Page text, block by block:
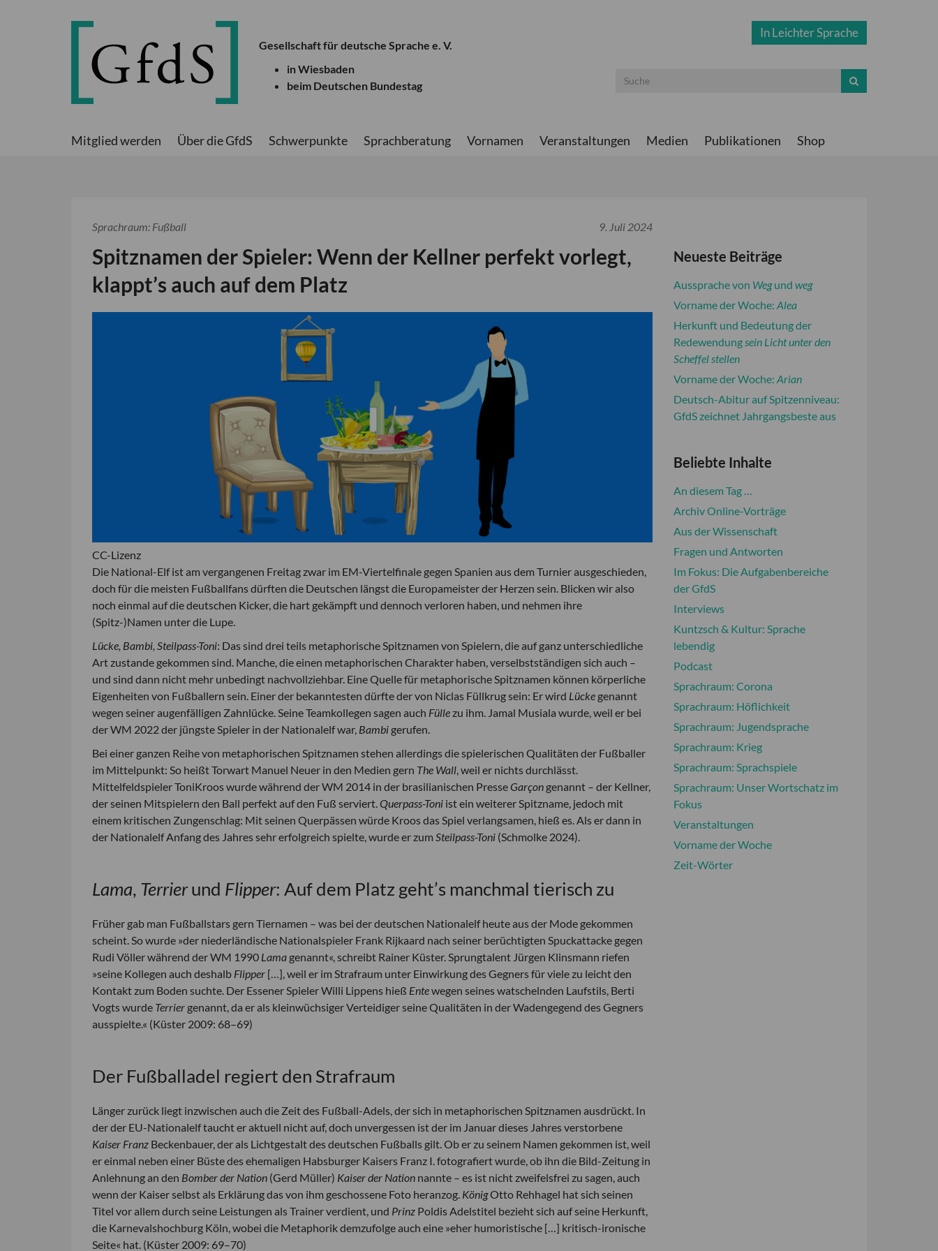
Gesellschaft für deutsche Sprache e. V.
in Wiesbaden
beim Deutschen Bundestag
In Leichter Sprache
Mitglied werden Über die GfdS Schwerpunkte Sprachberatung Vornamen Veranstaltungen Medien Publikationen Shop
Sprachraum: Fußball 9. Juli 2024
Spitznamen der Spieler: Wenn der Kellner perfekt vorlegt,
klappt’s auch auf dem Platz
CC-Lizenz
Die National-Elf ist am vergangenen Freitag zwar im EM-Viertelfinale gegen Spanien aus dem Turnier ausgeschieden,
doch für die meisten Fußballfans dürften die Deutschen längst die Europameister der Herzen sein. Blicken wir also
noch einmal auf die deutschen Kicker, die hart gekämpft und dennoch verloren haben, und nehmen ihre
(Spitz-)Namen unter die Lupe.
Lücke, Bambi, Steilpass-Toni: Das sind drei teils metaphorische Spitznamen von Spielern, die auf ganz unterschiedliche
Art zustande gekommen sind. Manche, die einen metaphorischen Charakter haben, verselbstständigen sich auch –
und sind dann nicht mehr unbedingt nachvollziehbar. Eine Quelle für metaphorische Spitznamen können körperliche
Eigenheiten von Fußballern sein. Einer der bekanntesten dürfte der von Niclas Füllkrug sein: Er wird Lücke genannt
wegen seiner augenfälligen Zahnlücke. Seine Teamkollegen sagen auch Füllezu ihm. Jamal Musiala wurde, weil er bei
der WM 2022 der jüngste Spieler in der Nationalelf war, Bambi gerufen.
Bei einer ganzen Reihe von metaphorischen Spitznamen stehen allerdings die spielerischen Qualitäten der Fußballer
im Mittelpunkt: So heißt Torwart Manuel Neuer in den Medien gern The Wall, weil er nichts durchlässt.
Mittelfeldspieler ToniKroos wurde während der WM 2014 in der brasilianischen Presse Garçon genannt – der Kellner,
der seinen Mitspielern den Ball perfekt auf den Fuß serviert.Querpass-Toni ist ein weiterer Spitzname, jedoch mit
einem kritischen Zungenschlag: Mit seinen Querpässen würde Kroos das Spiel verlangsamen, hieß es. Als er dann in
der Nationalelf Anfang des Jahres sehr erfolgreich spielte, wurde er zum Steilpass-Toni (Schmolke 2024).
Lama, Terrierund Flipper: Auf dem Platz geht’s manchmal tierisch zu
Früher gab man Fußballstars gern Tiernamen – was bei der deutschen Nationalelf heute aus der Mode gekommen
scheint. So wurde »der niederländische Nationalspieler Frank Rijkaard nach seiner berüchtigten Spuckattacke gegen
Rudi Völler während der WM 1990 Lama genannt«, schreibt Rainer Küster. Sprungtalent Jürgen Klinsmann riefen
»seine Kollegen auch deshalb Flipper […], weil er im Strafraum unter Einwirkung des Gegners für viele zu leicht den
Kontakt zum Boden suchte. Der Essener Spieler Willi Lippens hieß Entewegen seines watschelnden Laufstils, Berti
Vogts wurde Terrier genannt, da er als kleinwüchsiger Verteidiger seine Qualitäten in der Wadengegend des Gegners
ausspielte.« (Küster 2009: 68–69)
Der Fußballadel regiert den Strafraum
Länger zurück liegt inzwischen auch die Zeit des Fußball-Adels, der sich in metaphorischen Spitznamen ausdrückt. In
der der EU-Nationalelf taucht er aktuell nicht auf, doch unvergessen ist der im Januar dieses Jahres verstorbene
Kaiser Franz Beckenbauer, der als Lichtgestalt des deutschen Fußballs gilt. Ob er zu seinem Namen gekommen ist, weil
er einmal neben einer Büste des ehemaligen Habsburger Kaisers Franz I. fotografiert wurde, ob ihn die Bild-Zeitung in
Anlehnung an den Bomber der Nation (Gerd Müller) Kaiser der Nation nannte – es ist nicht zweifelsfrei zu sagen, auch
wenn der Kaiser selbst als Erklärung das von ihm geschossene Foto heranzog. KönigOtto Rehhagel hat sich seinen
Titel vor allem durch seine Leistungen als Trainer verdient, und Prinz Poldis Adelstitel bezieht sich auf seine Herkunft,
die Karnevalshochburg Köln, wobei die Metaphorik demzufolge auch eine »eher humoristische […] kritisch-ironische
Seite« hat. (Küster 2009: 69–70)
Neueste Beiträge
Aussprache von Wegund weg
Vorname der Woche: Alea
Herkunft und Bedeutung der
Redewendungsein Licht unter den
Scheffel stellen
Vorname der Woche: Arian
Deutsch-Abitur auf Spitzenniveau:
GfdS zeichnet Jahrgangsbeste aus
Beliebte Inhalte
An diesem Tag …
Archiv Online-Vorträge
Aus der Wissenschaft
Fragen und Antworten
Im Fokus: Die Aufgabenbereiche
der GfdS
Interviews
Kuntzsch & Kultur: Sprache
lebendig
Podcast
Sprachraum: Corona
Sprachraum: Höflichkeit
Sprachraum: Jugendsprache
Sprachraum: Krieg
Sprachraum: Sprachspiele
Sprachraum: Unser Wortschatz im
Fokus
Veranstaltungen
Vorname der Woche
Zeit-Wörter